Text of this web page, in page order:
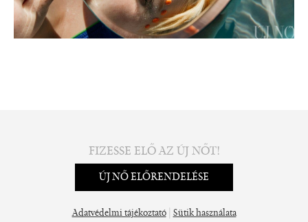
FIZESSE ELŐ AZ ÚJ NŐT!
ÚJ NŐ ELŐRENDELÉSE
Adatvédelmi tájékoztató| Sütik használata